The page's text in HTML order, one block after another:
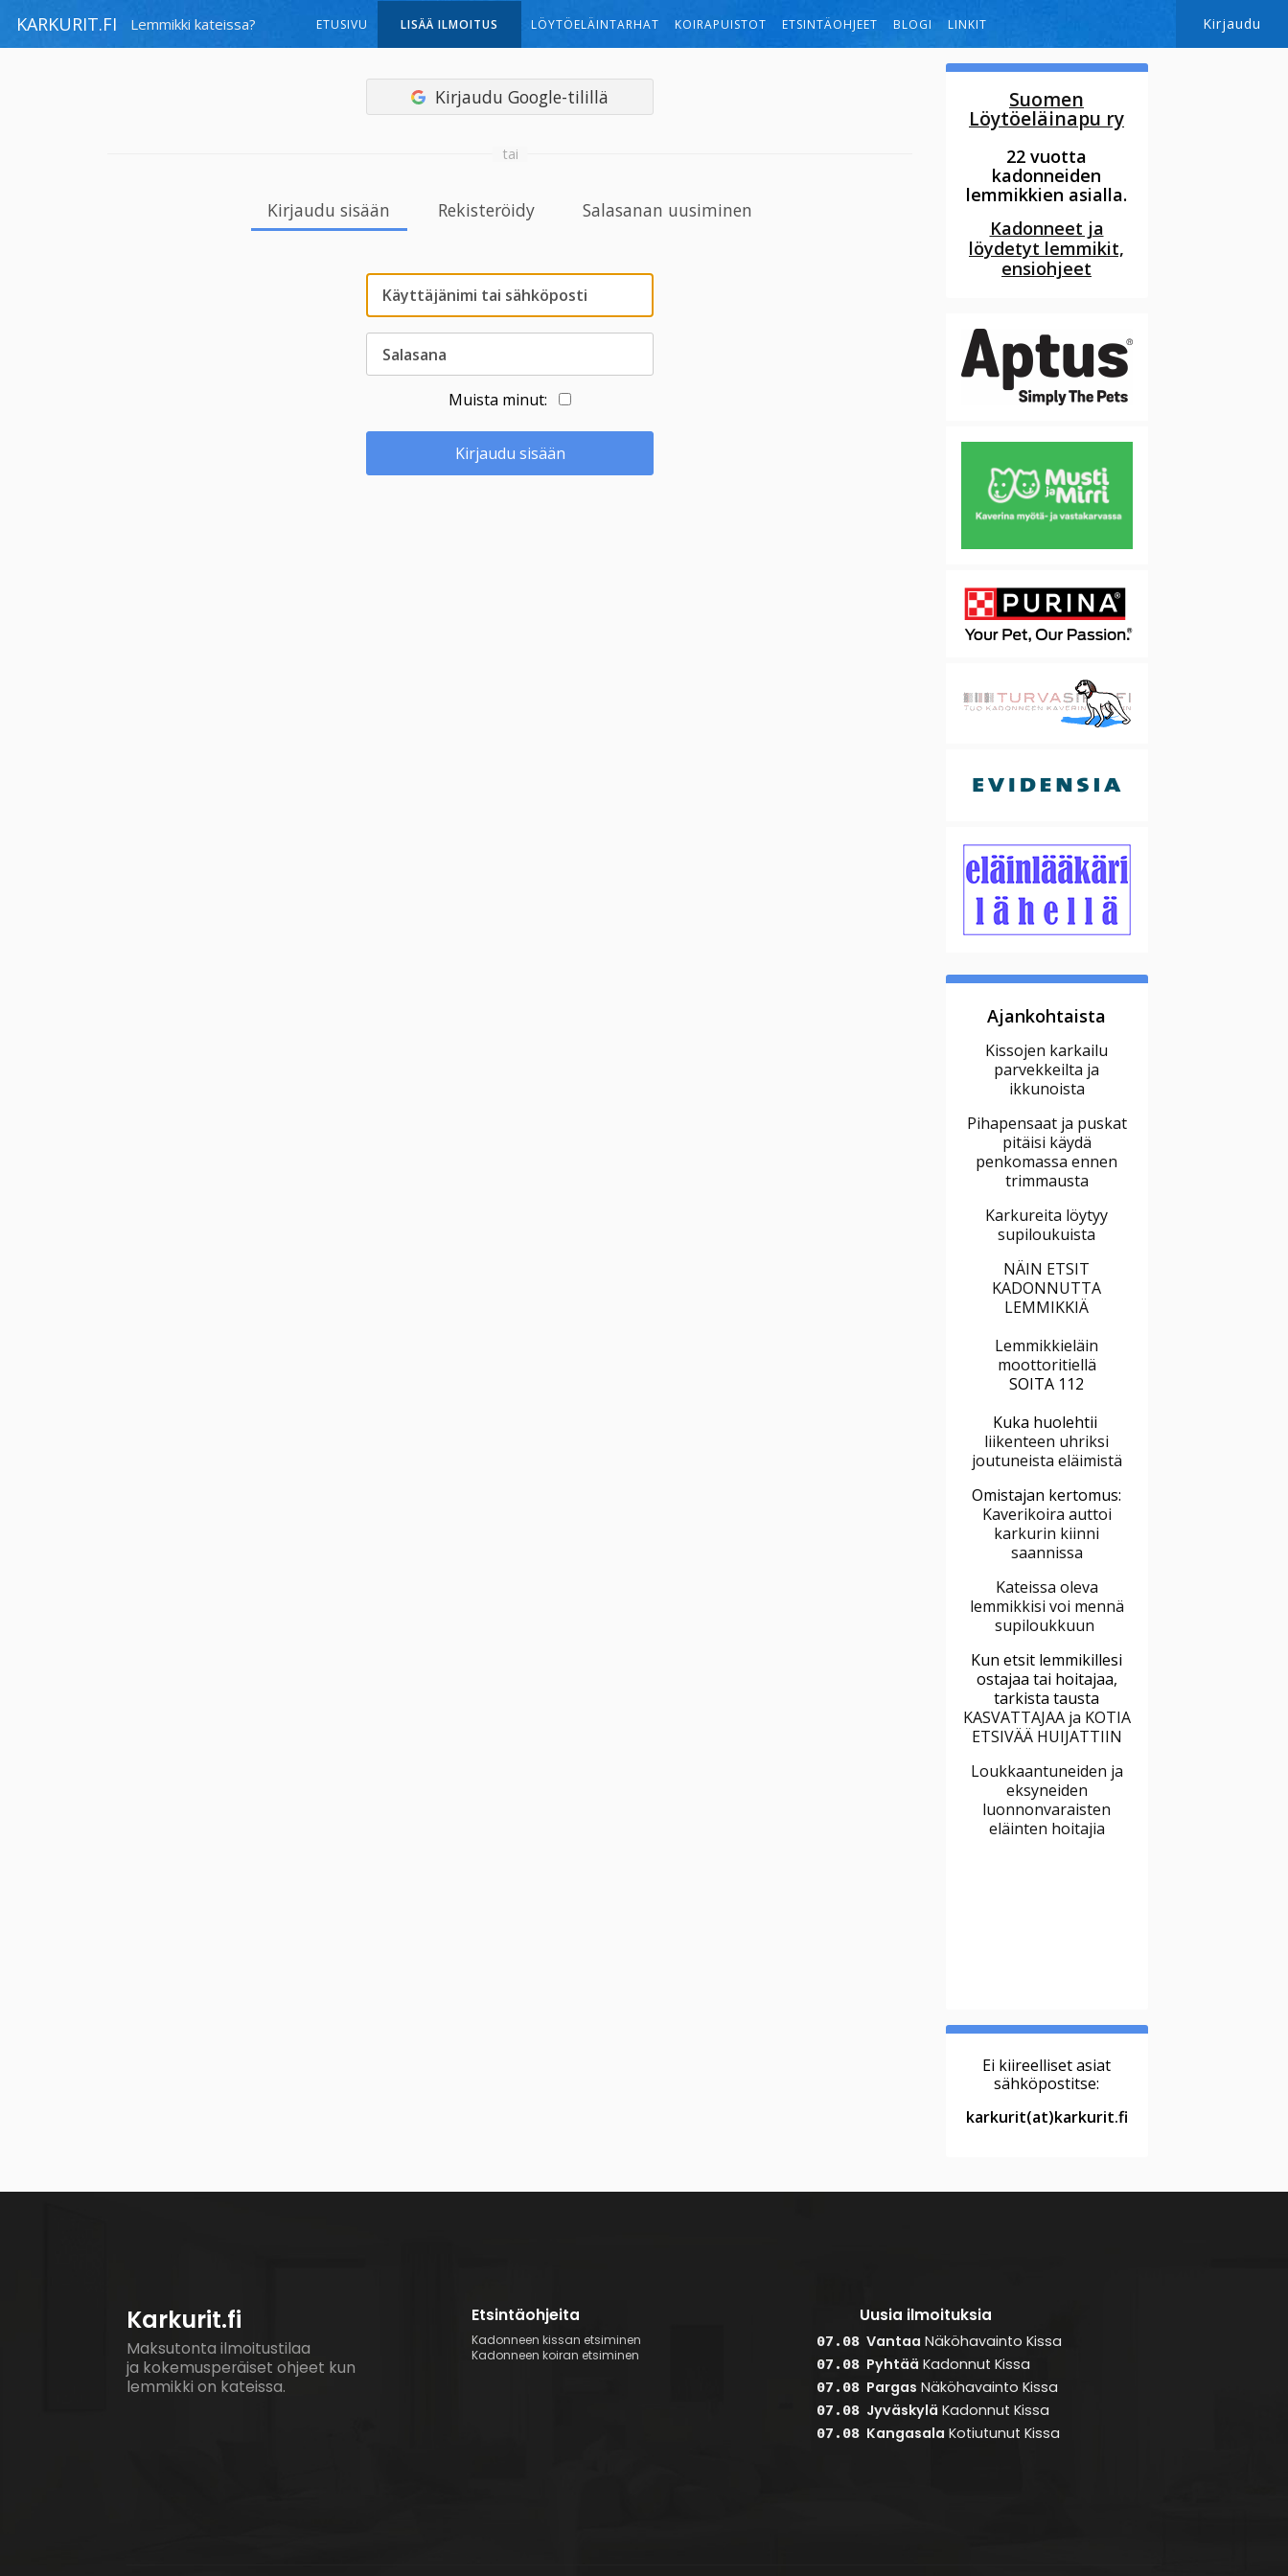
KARKURIT.FI Lemmikki kateissa? ETUSIVU LISÄÄ ILMOITUS LÖYTÖELÄINTARHAT KOIRAPUISTOT ETSINTÄOHJEET BLOGI LINKIT Kirjaudu
Kirjaudu Google-tilillä
tai
Kirjaudu sisään Rekisteröidy Salasanan uusiminen
Muista minut:
Kirjaudu sisään
Suomen
Löytöeläinapu ry
22 vuotta
kadonneiden
lemmikkien asialla.
Kadonneet ja
löydetyt lemmikit,
ensiohjeet
Ajankohtaista
Kissojen karkailu
parvekkeilta ja
ikkunoista
Pihapensaat ja puskat
pitäisi käydä
penkomassa ennen
trimmausta
Karkureita löytyy
supiloukuista
NÄIN ETSIT
KADONNUTTA
LEMMIKKIÄ
Lemmikkieläin
moottoritiellä
SOITA 112
Kuka huolehtii
liikenteen uhriksi
joutuneista eläimistä
Omistajan kertomus:
Kaverikoira auttoi
karkurin kiinni
saannissa
Kateissa oleva
lemmikkisi voi mennä
supiloukkuun
Kun etsit lemmikillesi
ostajaa tai hoitajaa,
tarkista tausta
KASVATTAJAA ja KOTIA
ETSIVÄÄ HUIJATTIIN
Loukkaantuneiden ja
eksyneiden
luonnonvaraisten
eläinten hoitajia
Ei kiireelliset asiat
sähköpostitse:
karkurit(at)karkurit.fi
Karkurit.fi
Maksutonta ilmoitustilaa
ja kokemusperäiset ohjeet kun
lemmikki on kateissa.
Etsintäohjeita
Kadonneen kissan etsiminen
Kadonneen koiran etsiminen
Uusia ilmoituksia
07.08 Vantaa Näköhavainto Kissa
07.08 Pyhtää Kadonnut Kissa
07.08 Pargas Näköhavainto Kissa
07.08 Jyväskylä Kadonnut Kissa
07.08 Kangasala Kotiutunut Kissa